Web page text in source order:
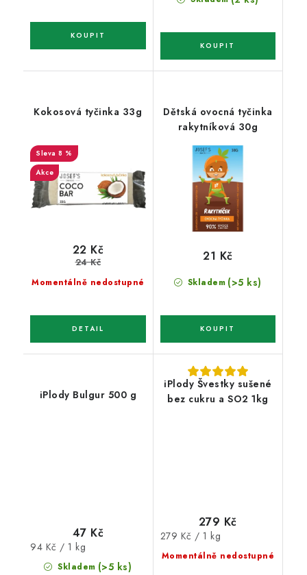
Kokosová tyčinka 33g
8 %
Akce
Momentálně nedostupné
22 Kč
24 Kč
Dětská ovocná tyčinka
rakytníková 30g
Skladem (>5 ks)
21 Kč
iPlody Bulgur 500 g
Skladem (>5 ks)
47 Kč
Měrná
cena:
94 Kč / 1 kg
iPlody Švestky sušené
bez cukru a SO2 1kg
Momentálně nedostupné
279 Kč
Měrná
cena:
279 Kč / 1 kg